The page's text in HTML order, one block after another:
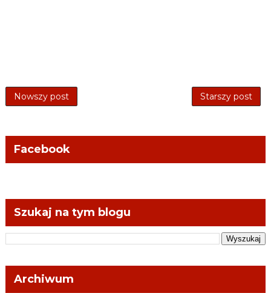
Nowszy post Starszy post
Facebook
Szukaj na tym blogu
Archiwum